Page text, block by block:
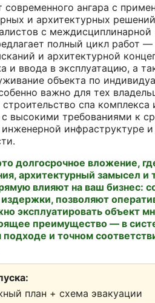
современного ангара с
и архитектурных
с междисциплинарной
полный цикл работ —
и архитектурной
и ввода в эксплуатацию, а
объекта по
важно для тех
строительство спа комплекса
с высокими требованиями к
инфраструктуре и
долгосрочное вложение,
архитектурный замысел и
влияют на ваш бизнес:
позволяют
эксплуатировать объект
преимущество — в
и точном
план + схема эвакуации